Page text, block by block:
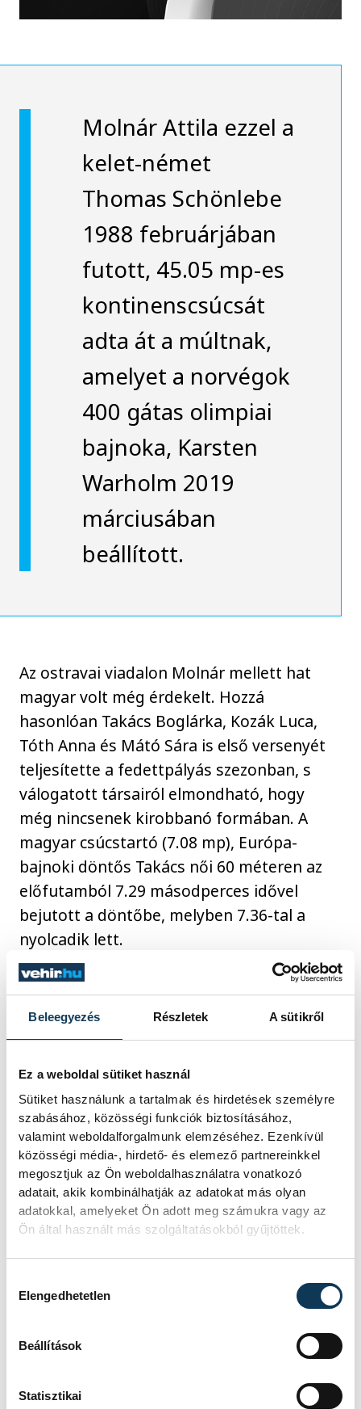
Beleegyezés Részletek A sütikről
Ez a weboldal sütiket használ
Sütiket használunk a tartalmak és hirdetések személyre
szabásához, közösségi funkciók biztosításához,
valamint weboldalforgalmunk elemzéséhez. Ezenkívül
közösségi média-, hirdető- és elemező partnereinkkel
megosztjuk az Ön weboldalhasználatra vonatkozó
adatait, akik kombinálhatják az adatokat más olyan
adatokkal, amelyeket Ön adott meg számukra vagy az
Ön által használt más szolgáltatásokból gyűjtöttek.
Elengedhetetlen
Beállítások
Statisztikai
Molnár Attila ezzel a
kelet-német
Thomas Schönlebe
1988 februárjában
futott, 45.05 mp-es
kontinenscsúcsát
adta át a múltnak,
amelyet a norvégok
400 gátas olimpiai
bajnoka, Karsten
Warholm 2019
márciusában
beállított.
Az ostravai viadalon Molnár mellett hat
magyar volt még érdekelt. Hozzá
hasonlóan Takács Boglárka, Kozák Luca,
Tóth Anna és Mátó Sára is első versenyét
teljesítette a fedettpályás szezonban, s
válogatott társairól elmondható, hogy
még nincsenek kirobbanó formában. A
magyar csúcstartó (7.08 mp), Európa-
bajnoki döntős Takács női 60 méteren az
előfutamból 7.29 másodperces idővel
bejutott a döntőbe, melyben 7.36-tal a
nyolcadik lett.
A két gátasnak, Kozáknak és Tóthnak nem
sikerült fináléba kerülni. Előbbi mindössze
egyetlen századdal maradt le a döntőről,
miután 8.14 másodperccel ötödik lett
előfutamában. Tóth a másik futamban
8.22 mp-cel a hatodik helyen ért célba.
A 400 gátas Mátó Sára a C futamban
kapott helyet 400 méteren, amit 54.02
másodperc alatt teljesített és a második
A rúdugró Klekner Hanga tulajdonképpen
formát mutatott, ugyanis 4,52 méterig
a lépés és nem jutott át 4,20 méteres